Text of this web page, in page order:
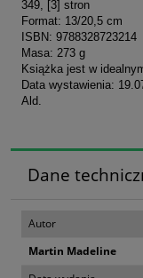
349, [3] stron
Format: 13/20,5 cm
ISBN: 9788328723214
Masa: 273 g
Książka jest w
Data wystawienia:
Ald.
Dane
Autor
Martin Madeline